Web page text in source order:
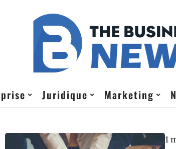
Juridique Marketing
1